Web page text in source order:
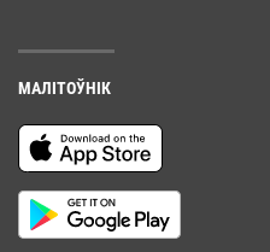
МАЛІТОЎНІК